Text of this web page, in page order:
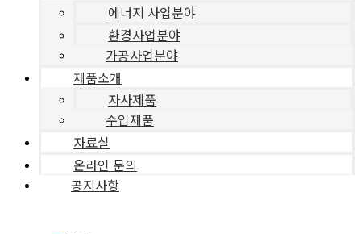
에너지 사업분야
환경사업분야
가공사업분야
제품소개
자사제품
수입제품
자료실
온라인 문의
공지사항